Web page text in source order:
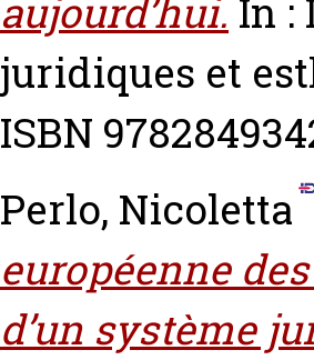
aujourd’hui. In :
juridiques et
ISBN
Perlo, Nicoletta
européenne
d’un système